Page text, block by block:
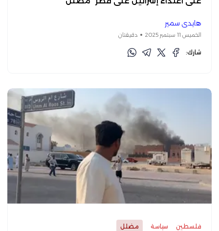
هايدي سمير
الخميس 11 سبتمبر 2025 دقيقتان
شارك:
فلسطين سياسة مضلل